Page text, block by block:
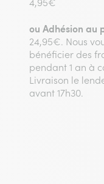
ou Adhésion au
24,95€. Nous
bénéficier des
pendant 1 an à
Livraison le
avant 17h30.